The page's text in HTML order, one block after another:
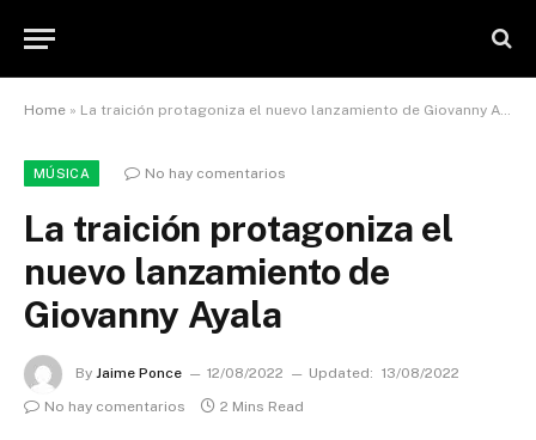
Home » La traición protagoniza el nuevo lanzamiento de Giovanny Ayala
MÚSICA No hay comentarios
La traición protagoniza el
nuevo lanzamiento de
Giovanny Ayala
By Jaime Ponce 12/08/2022 Updated: 13/08/2022
No hay comentarios
2 Mins Read